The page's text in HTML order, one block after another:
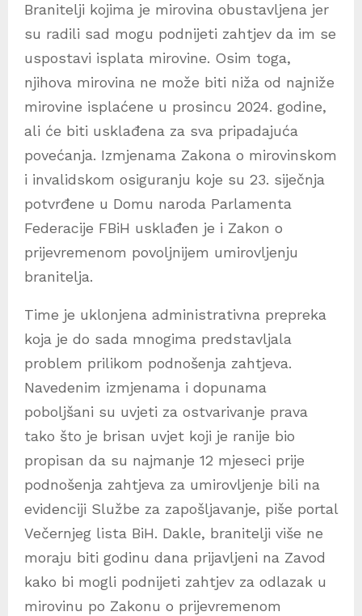
Branitelji kojima je mirovina obustavljena jer
su radili sad mogu podnijeti zahtjev da im se
uspostavi isplata mirovine. Osim toga,
njihova mirovina ne može biti niža od najniže
mirovine isplaćene u prosincu 2024. godine,
ali će biti usklađena za sva pripadajuća
povećanja. Izmjenama Zakona o mirovinskom
i invalidskom osiguranju koje su 23. siječnja
potvrđene u Domu naroda Parlamenta
Federacije FBiH usklađen je i Zakon o
prijevremenom povoljnijem umirovljenju
branitelja.
Time je uklonjena administrativna prepreka
koja je do sada mnogima predstavljala
problem prilikom podnošenja zahtjeva.
Navedenim izmjenama i dopunama
poboljšani su uvjeti za ostvarivanje prava
tako što je brisan uvjet koji je ranije bio
propisan da su najmanje 12 mjeseci prije
podnošenja zahtjeva za umirovljenje bili na
evidenciji Službe za zapošljavanje, piše portal
Večernjeg lista BiH. Dakle, branitelji više ne
moraju biti godinu dana prijavljeni na Zavod
kako bi mogli podnijeti zahtjev za odlazak u
mirovinu po Zakonu o prijevremenom